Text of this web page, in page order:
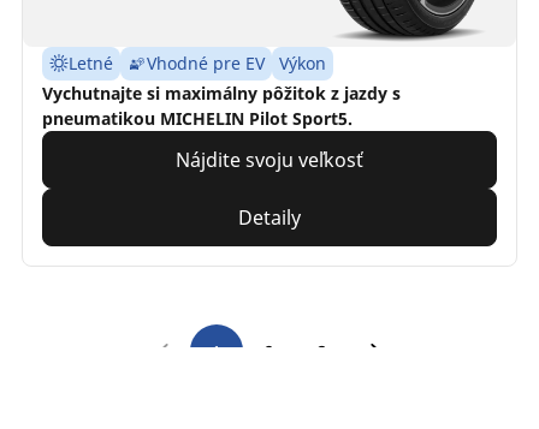
Letné Vhodné pre EV
Výkon
Vychutnajte si maximálny pôžitok z jazdy s
pneumatikou MICHELIN Pilot Sport5.
Nájdite svoju veľkosť
Detaily
1 2 3